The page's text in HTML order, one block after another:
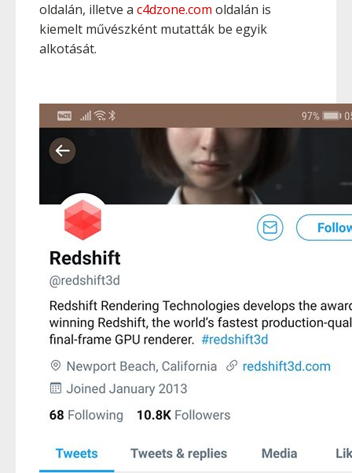
oldalán, illetve a c4dzone.com oldalán is
kiemelt művészként mutatták be egyik
alkotását.